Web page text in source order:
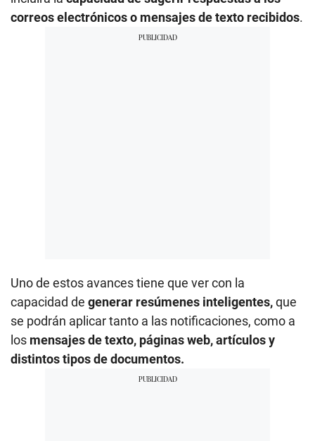
correos electrónicos o mensajes de texto recibidos.
Uno de estos avances tiene que ver con la
capacidad de generar resúmenes inteligentes,que
se podrán aplicar tanto a las notificaciones, como a
los mensajes de texto, páginas web, artículos y
distintos tipos de documentos.